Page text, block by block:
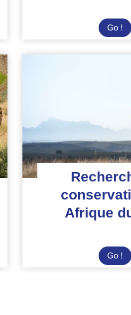
Go !
Afrique
Go !
et